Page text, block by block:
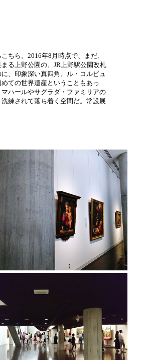
ちら。2016年8月時点で、まだ、
る上野公園の、JR上野駅公園改札
、印象深い真四角。ル・コルビュ
ての世界遺産ということもあっ
ハールやサグラダ・ファミリアの
練されて落ち着く空間だ。常設展